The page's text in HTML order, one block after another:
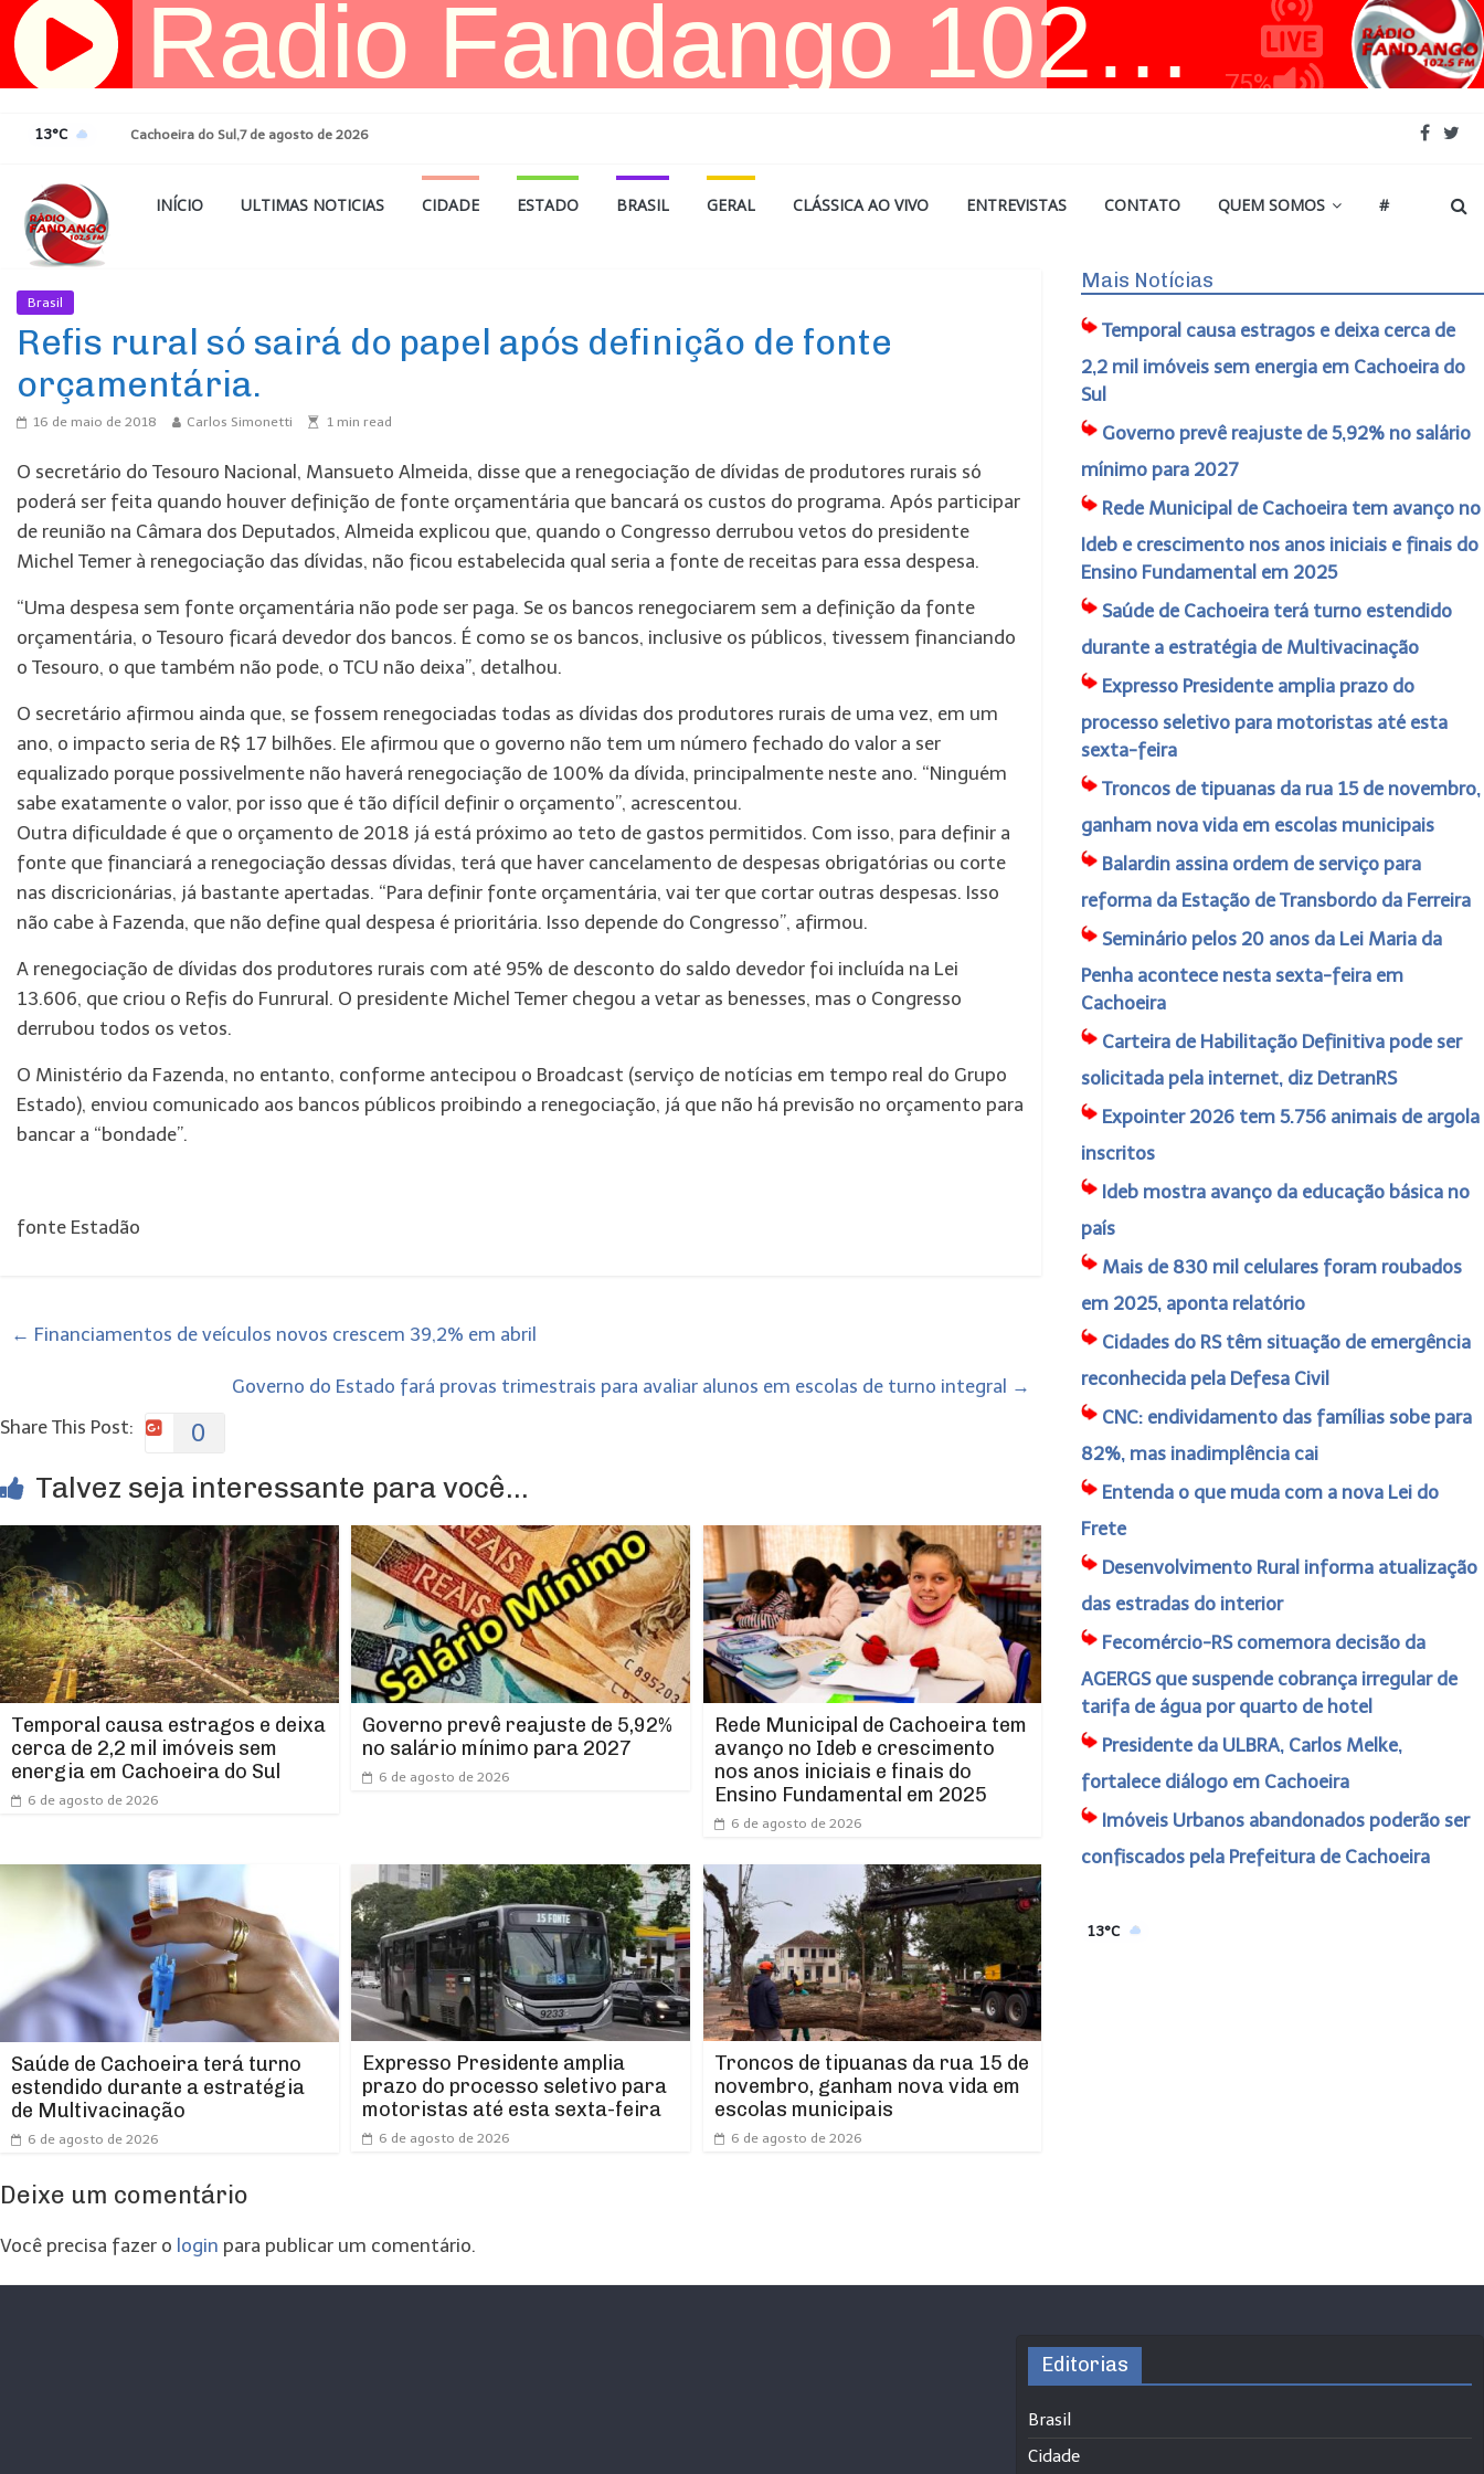
Pular
para
13°C Cachoeira do Sul,7 de agosto de 2026
INÍCIO ULTIMAS NOTICIAS CIDADE ESTADO BRASIL GERAL CLÁSSICA AO VIVO ENTREVISTAS CONTATO QUEM SOMOS #
Brasil
Refis rural só sairá do papel após definição de fonte
orçamentária.
16 de maio de 2018 Carlos Simonetti 1 min read
O secretário do Tesouro Nacional, Mansueto Almeida, disse que a renegociação de dívidas de produtores rurais só
poderá ser feita quando houver definição de fonte orçamentária que bancará os custos do programa. Após participar
de reunião na Câmara dos Deputados, Almeida explicou que, quando o Congresso derrubou vetos do presidente
Michel Temer à renegociação das dívidas, não ficou estabelecida qual seria a fonte de receitas para essa despesa.
“Uma despesa sem fonte orçamentária não pode ser paga. Se os bancos renegociarem sem a definição da fonte
orçamentária, o Tesouro ficará devedor dos bancos. É como se os bancos, inclusive os públicos, tivessem financiando
o Tesouro, o que também não pode, o TCU não deixa”, detalhou.
O secretário afirmou ainda que, se fossem renegociadas todas as dívidas dos produtores rurais de uma vez, em um
ano, o impacto seria de R$ 17 bilhões. Ele afirmou que o governo não tem um número fechado do valor a ser
equalizado porque possivelmente não haverá renegociação de 100% da dívida, principalmente neste ano. “Ninguém
sabe exatamente o valor, por isso que é tão difícil definir o orçamento”, acrescentou.
Outra dificuldade é que o orçamento de 2018 já está próximo ao teto de gastos permitidos. Com isso, para definir a
fonte que financiará a renegociação dessas dívidas, terá que haver cancelamento de despesas obrigatórias ou corte
nas discricionárias, já bastante apertadas. “Para definir fonte orçamentária, vai ter que cortar outras despesas. Isso
não cabe à Fazenda, que não define qual despesa é prioritária. Isso depende do Congresso”, afirmou.
A renegociação de dívidas dos produtores rurais com até 95% de desconto do saldo devedor foi incluída na Lei
13.606, que criou o Refis do Funrural. O presidente Michel Temer chegou a vetar as benesses, mas o Congresso
derrubou todos os vetos.
O Ministério da Fazenda, no entanto, conforme antecipou o Broadcast (serviço de notícias em tempo real do Grupo
Estado), enviou comunicado aos bancos públicos proibindo a renegociação, já que não há previsão no orçamento para
bancar a “bondade”.
fonte Estadão
← Financiamentos de veículos novos crescem 39,2% em abril
Governo do Estado fará provas trimestrais para avaliar alunos em escolas de turno integral →
Share This Post:
0
Talvez seja interessante para você...
Temporal causa estragos e deixa
cerca de 2,2 mil imóveis sem
energia em Cachoeira do Sul
6 de agosto de 2026
Governo prevê reajuste de 5,92%
no salário mínimo para 2027
6 de agosto de 2026
Rede Municipal de Cachoeira tem
avanço no Ideb e crescimento
nos anos iniciais e finais do
Ensino Fundamental em 2025
6 de agosto de 2026
Saúde de Cachoeira terá turno
estendido durante a estratégia
de Multivacinação
6 de agosto de 2026
Expresso Presidente amplia
prazo do processo seletivo para
motoristas até esta sexta-feira
6 de agosto de 2026
Troncos de tipuanas da rua 15 de
novembro, ganham nova vida em
escolas municipais
6 de agosto de 2026
Deixe um comentário
Você precisa fazer o login para publicar um comentário.
Mais Notícias
Temporal causa estragos e deixa cerca de
2,2 mil imóveis sem energia em Cachoeira do
Sul
Governo prevê reajuste de 5,92% no salário
mínimo para 2027
Rede Municipal de Cachoeira tem avanço no
Ideb e crescimento nos anos iniciais e finais do
Ensino Fundamental em 2025
Saúde de Cachoeira terá turno estendido
durante a estratégia de Multivacinação
Expresso Presidente amplia prazo do
processo seletivo para motoristas até esta
sexta-feira
Troncos de tipuanas da rua 15 de novembro,
ganham nova vida em escolas municipais
Balardin assina ordem de serviço para
reforma da Estação de Transbordo da Ferreira
Seminário pelos 20 anos da Lei Maria da
Penha acontece nesta sexta-feira em
Cachoeira
Carteira de Habilitação Definitiva pode ser
solicitada pela internet, diz DetranRS
Expointer 2026 tem 5.756 animais de argola
inscritos
Ideb mostra avanço da educação básica no
país
Mais de 830 mil celulares foram roubados
em 2025, aponta relatório
Cidades do RS têm situação de emergência
reconhecida pela Defesa Civil
CNC: endividamento das famílias sobe para
82%, mas inadimplência cai
Entenda o que muda com a nova Lei do
Frete
Desenvolvimento Rural informa atualização
das estradas do interior
Fecomércio-RS comemora decisão da
AGERGS que suspende cobrança irregular de
tarifa de água por quarto de hotel
Presidente da ULBRA, Carlos Melke,
fortalece diálogo em Cachoeira
Imóveis Urbanos abandonados poderão ser
confiscados pela Prefeitura de Cachoeira
13°C
Editorias
Brasil
Cidade